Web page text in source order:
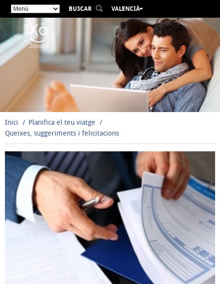
BUSCAR
VALENCIÀ
ESPAÑOL
ENGLISH
FRANÇAIS
DEUTSCH
РУССКИЙ
Inici
Planifica el teu viatge
Queixes, suggeriments i felicitacions